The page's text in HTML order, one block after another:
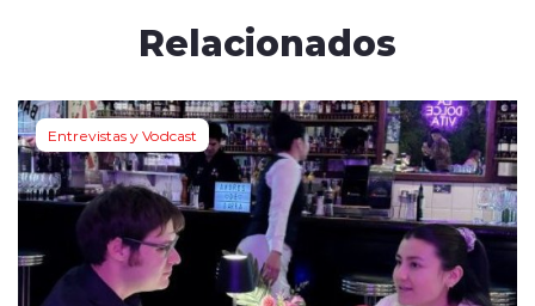
Relacionados
Entrevistas y Vodcast